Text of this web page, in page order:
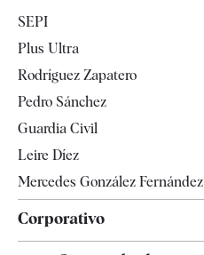
Televisión
SEPI
Plus Ultra
Rodríguez Zapatero
Pedro Sánchez
Guardia Civil
Leire Díez
Mercedes González Fernández
Corporativo